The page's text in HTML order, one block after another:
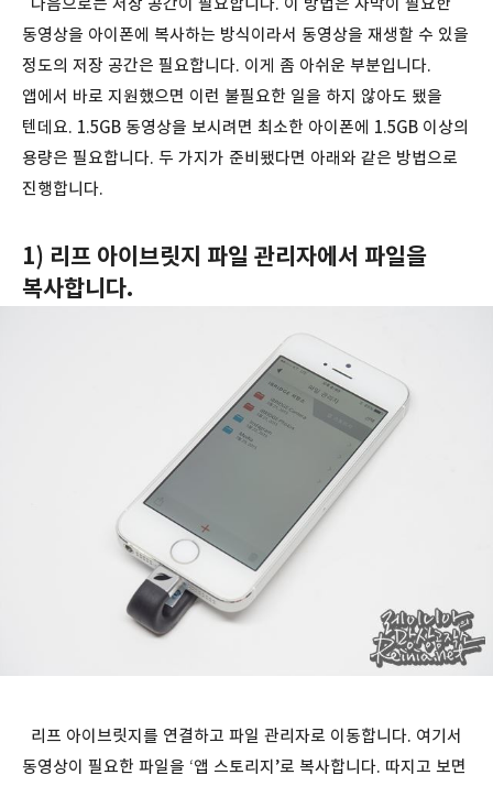
다음으로는 저장 공간이 필요합니다. 이 방법은 자막이 필요한
동영상을 아이폰에 복사하는 방식이라서 동영상을 재생할 수 있을
정도의 저장 공간은 필요합니다. 이게 좀 아쉬운 부분입니다.
앱에서 바로 지원했으면 이런 불필요한 일을 하지 않아도 됐을
텐데요. 1.5GB 동영상을 보시려면 최소한 아이폰에 1.5GB 이상의
용량은 필요합니다. 두 가지가 준비됐다면 아래와 같은 방법으로
진행합니다.
1) 리프 아이브릿지 파일 관리자에서 파일을
복사합니다.
리프 아이브릿지를 연결하고 파일 관리자로 이동합니다. 여기서
동영상이 필요한 파일을 ‘앱 스토리지’로 복사합니다. 따지고 보면